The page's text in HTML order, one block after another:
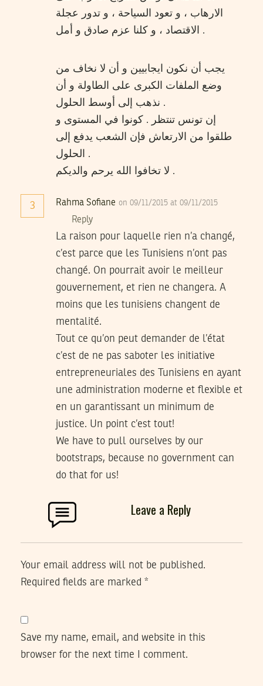
الارهاب ، و تعود السياحة ، و تدور عجلة
الاقتصاد ، و كلنا عزم صادق و أمل .
يجب أن نكون ايجابيين و أن لا نخاف من
وضع الملفات الكبرى على الطاولة و أن
نذهب إلى أوسط الحلول .
إن تونس تنتظر . كونوا في المستوى و
طلقوا من الارتعاش فإن الشعب يدفع إلى
الحلول .
لا تخافوا الله يرحم والديكم .
3 Rahma Sofiane on 09/11/2015 at 09/11/2015
Reply
La raison pour laquelle rien n’a changé,
c’est parce que les Tunisiens n’ont pas
changé. On pourrait avoir le meilleur
gouvernement, et rien ne changera. A
moins que les tunisiens changent de
mentalité.
Tout ce qu’on peut demander de l’état
c’est de ne pas saboter les initiative
entrepreneuriales des Tunisiens en ayant
une administration moderne et flexible et
en un garantissant un minimum de
justice. Un point c’est tout!
We have to pull ourselves by our
bootstraps, because no government can
do that for us!
Leave a Reply
Your email address will not be published.
Required fields are marked *
Save my name, email, and website in this
browser for the next time I comment.